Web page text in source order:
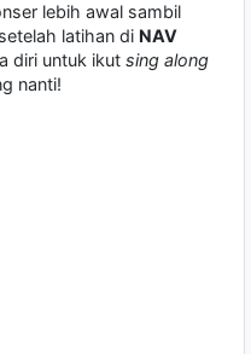
lebih awal sambil
latihan di NAV
diri untuk ikut sing along
nanti!